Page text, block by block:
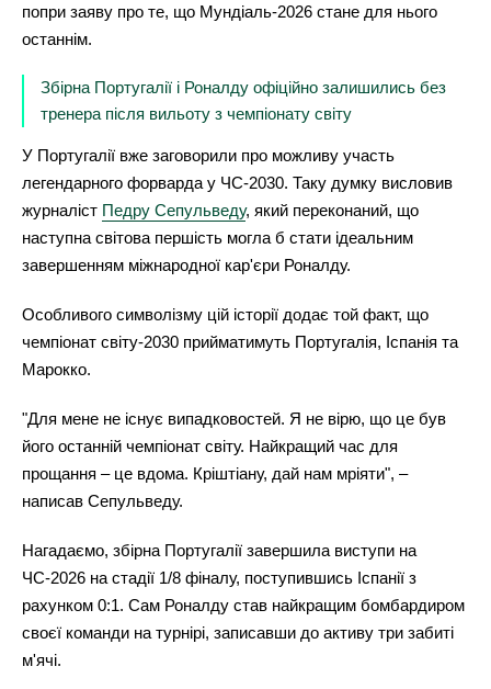
попри заяву про те, що Мундіаль-2026 стане для нього
останнім.
Збірна Португалії і Роналду офіційно залишились без
тренера після вильоту з чемпіонату світу
У Португалії вже заговорили про можливу участь
легендарного форварда у ЧС-2030. Таку думку висловив
журналіст Педру Сепульведу, який переконаний, що
наступна світова першість могла б стати ідеальним
завершенням міжнародної кар'єри Роналду.
Особливого символізму цій історії додає той факт, що
чемпіонат світу-2030 прийматимуть Португалія, Іспанія та
Марокко.
"Для мене не існує випадковостей. Я не вірю, що це був
його останній чемпіонат світу. Найкращий час для
прощання – це вдома. Кріштіану, дай нам мріяти", –
написав Сепульведу.
Нагадаємо, збірна Португалії завершила виступи на
ЧС-2026 на стадії 1/8 фіналу, поступившись Іспанії з
рахунком 0:1. Сам Роналду став найкращим бомбардиром
своєї команди на турнірі, записавши до активу три забиті
м'ячі.